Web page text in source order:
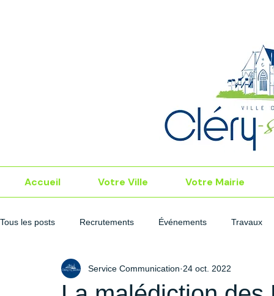
Accueil Votre Ville Votre Mairie
Tous les posts Recrutements Événements Travaux
Service Communication 24 oct. 2022